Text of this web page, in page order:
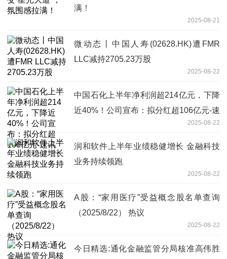
满！
2025-08-21
微动态丨中国人寿(02628.HK)遭FMR
LLC减持2705.23万股
2025-08-22
中国石化上半年净利润超214亿元，下降
近40%！公司宣布：拟分红超106亿元-速
2025-08-22
润和软件上半年业绩稳健增长 金融科技
业务持续领跑
2025-08-22
A股：“家用医疗”受益概念股名单查询
（2025/8/22） 热议
2025-08-22
今日精选:通化金融监管分局核准高伟胜